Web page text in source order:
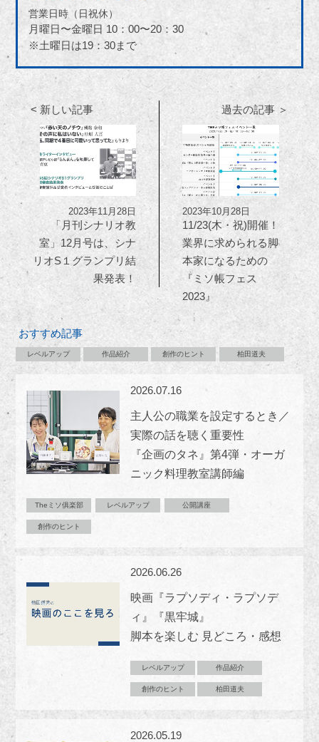
営業日時（日祝休）
月曜日〜金曜日 10：00〜20：30
※土曜日は19：30まで
< 新しい記事
2023年11月28日
「月刊シナリオ教
室」12月号は、シナ
リオS１グランプリ結
果発表！
過去の記事 ＞
2023年10月28日
11/23(木・祝)開催！
業界に求められる脚
本家になるための
『ミソ帳フェス
2023』
おすすめ記事
レベルアップ 作品紹介 創作のヒント 柏田道夫
2026.07.16
主人公の職業を設定するとき／
実際の話を聴く重要性
『企画のタネ』第4弾・オーガ
ニック料理教室講師編
Theミソ俱楽部 レベルアップ 公開講座
創作のヒント
2026.06.26
映画『ラプソディ・ラプソデ
ィ』『黒牢城』
脚本を楽しむ 見どころ・感想
レベルアップ 作品紹介
創作のヒント 柏田道夫
2026.05.19